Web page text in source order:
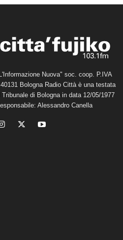
Nuova" soc. coop. P.IVA
Bologna Radio Città è una testata
di Bologna in data 12/05/1977
Alessandro Canella